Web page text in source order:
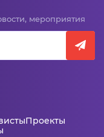
мероприятия
Проекты